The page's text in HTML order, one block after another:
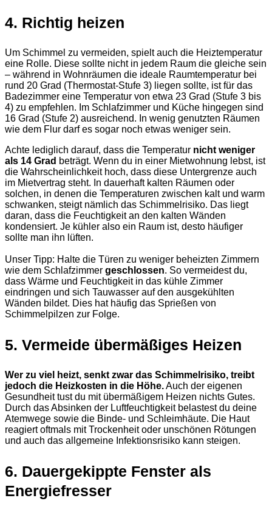
4. Richtig heizen
Um Schimmel zu vermeiden, spielt auch die Heiztemperatur
eine Rolle. Diese sollte nicht in jedem Raum die gleiche sein
– während in Wohnräumen die ideale Raumtemperatur bei
rund 20 Grad (Thermostat-Stufe 3) liegen sollte, ist für das
Badezimmer eine Temperatur von etwa 23 Grad (Stufe 3 bis
4) zu empfehlen. Im Schlafzimmer und Küche hingegen sind
16 Grad (Stufe 2) ausreichend. In wenig genutzten Räumen
wie dem Flur darf es sogar noch etwas weniger sein.
Achte lediglich darauf, dass die Temperatur nicht weniger
als 14 Grad beträgt. Wenn du in einer Mietwohnung lebst, ist
die Wahrscheinlichkeit hoch, dass diese Untergrenze auch
im Mietvertrag steht. In dauerhaft kalten Räumen oder
solchen, in denen die Temperaturen zwischen kalt und warm
schwanken, steigt nämlich das Schimmelrisiko. Das liegt
daran, dass die Feuchtigkeit an den kalten Wänden
kondensiert. Je kühler also ein Raum ist, desto häufiger
sollte man ihn lüften.
Unser Tipp: Halte die Türen zu weniger beheizten Zimmern
wie dem Schlafzimmer geschlossen. So vermeidest du,
dass Wärme und Feuchtigkeit in das kühle Zimmer
eindringen und sich Tauwasser auf den ausgekühlten
Wänden bildet. Dies hat häufig das Sprießen von
Schimmelpilzen zur Folge.
5. Vermeide übermäßiges Heizen
Wer zu viel heizt, senkt zwar das Schimmelrisiko, treibt
jedoch die Heizkosten in die Höhe.Auch der eigenen
Gesundheit tust du mit übermäßigem Heizen nichts Gutes.
Durch das Absinken der Luftfeuchtigkeit belastest du deine
Atemwege sowie die Binde- und Schleimhäute. Die Haut
reagiert oftmals mit Trockenheit oder unschönen Rötungen
und auch das allgemeine Infektionsrisiko kann steigen.
6. Dauergekippte Fenster als
Energiefresser